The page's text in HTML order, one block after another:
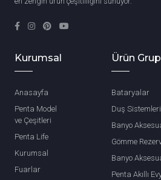
Kurumsal
Anasayfa
Penta Model
ve Çeşitleri
Penta Life
Kurumsal
Fuarlar
Ürün
Bataryalar
Duş Sistemleri
Banyo
Gömme
Banyo
Penta Akıllı